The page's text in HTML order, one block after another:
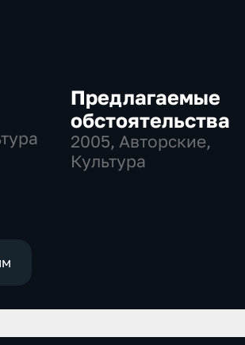
Предлагаемые
обстоятельства
2005, Авторские,
Культура